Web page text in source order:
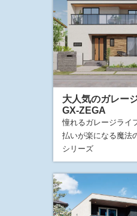
大人気のガレー
GX-ZEGA
憧れるガレージラ
払いが楽になる魔
シリーズ